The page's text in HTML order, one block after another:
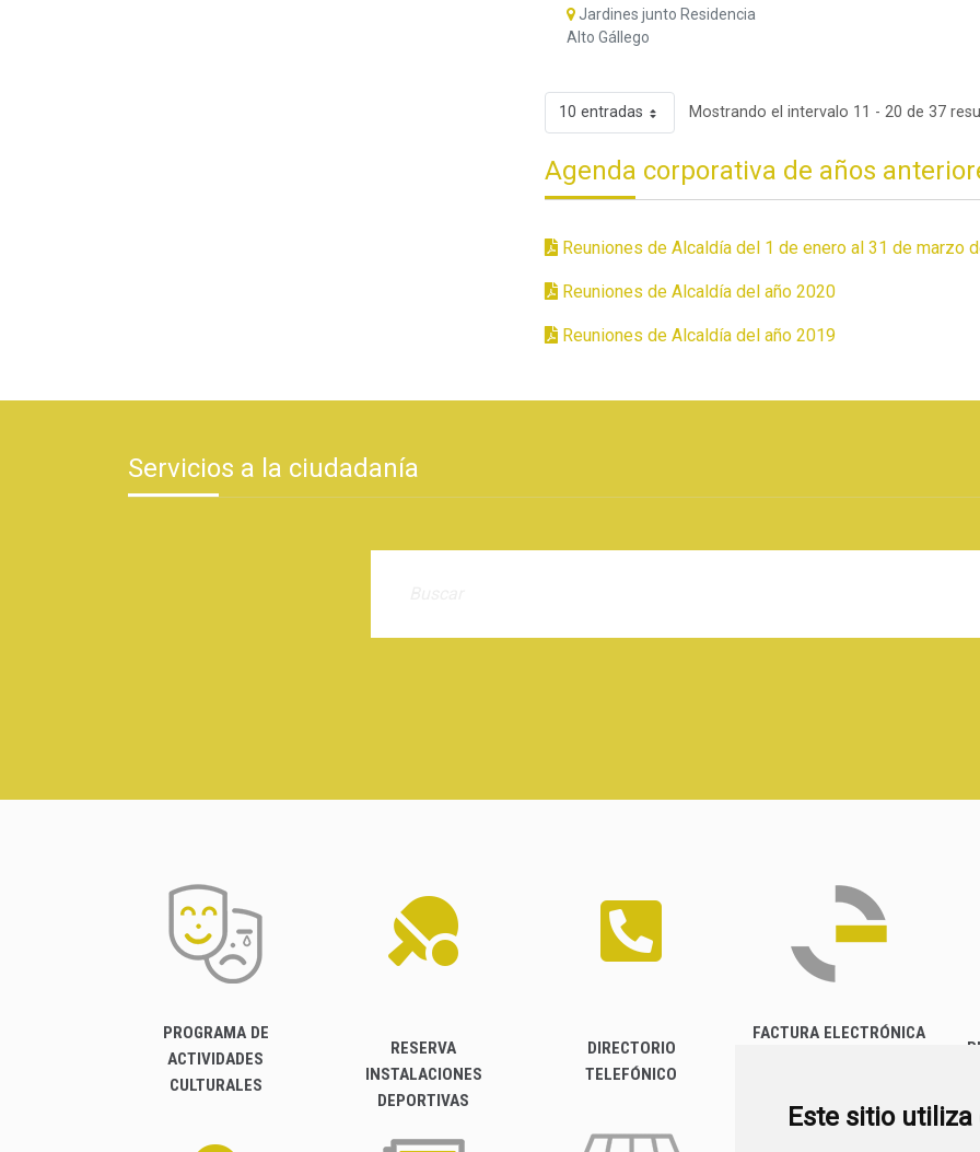
Este sitio
Jardines junto Residencia
Alto Gállego
10 entradas Mostrando el intervalo 11 - 20 de 37
Agenda corporativa de años
Reuniones de Alcaldía del 1 de enero al 31 de marzo
Reuniones de Alcaldía del año 2020
Reuniones de Alcaldía del año 2019
Servicios a la ciudadanía
PROGRAMA DE
ACTIVIDADES
CULTURALES
RESERVA
INSTALACIONES
DEPORTIVAS
DIRECTORIO
TELEFÓNICO
FACTURA ELECTRÓNICA